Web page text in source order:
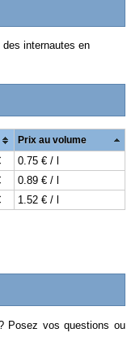
des internautes en
Prix au volume
0.75 € / l
0.89 € / l
1.52 € / l
Posez vos questions ou